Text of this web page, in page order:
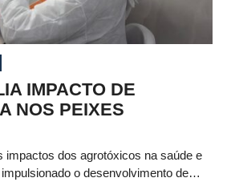
IMPACTO DE
NOS PEIXES
impactos dos agrotóxicos na saúde e
o desenvolvimento de…